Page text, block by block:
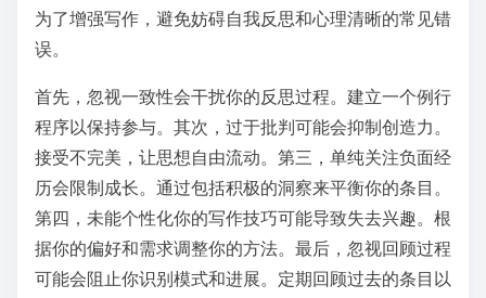
为了增强写作，避免妨碍自我反思和心理清晰的常见错
误。
首先，忽视一致性会干扰你的反思过程。建立一个例行
程序以保持参与。其次，过于批判可能会抑制创造力。
接受不完美，让思想自由流动。第三，单纯关注负面经
历会限制成长。通过包括积极的洞察来平衡你的条目。
第四，未能个性化你的写作技巧可能导致失去兴趣。根
据你的偏好和需求调整你的方法。最后，忽视回顾过程
可能会阻止你识别模式和进展。定期回顾过去的条目以